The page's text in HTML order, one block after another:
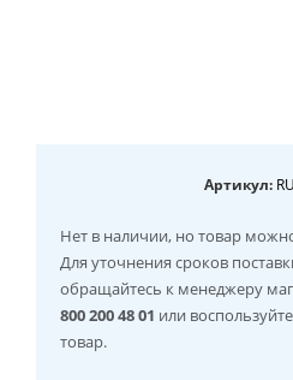
Артикул:
Нет в наличии, но товар
Для уточнения сроков
обращайтесь к менеджеру
800 200 48 01 или
товар.